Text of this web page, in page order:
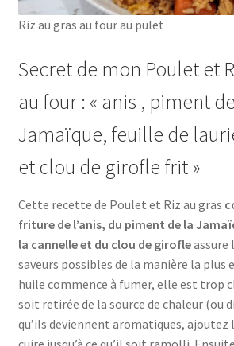
Riz au gras au four au pulet
Secret de mon Poulet et
au four : « anis , piment
Jamaïque, feuille de
et clou de girofle frit »
Cette recette de Poulet et Riz au gras
friture de l’anis, du piment de la
la cannelle et du clou de girofleassure
saveurs possibles de la manière la plus
huile commence à fumer, elle est trop
soit retirée de la source de chaleur (ou
qu’ils deviennent aromatiques, ajoutez